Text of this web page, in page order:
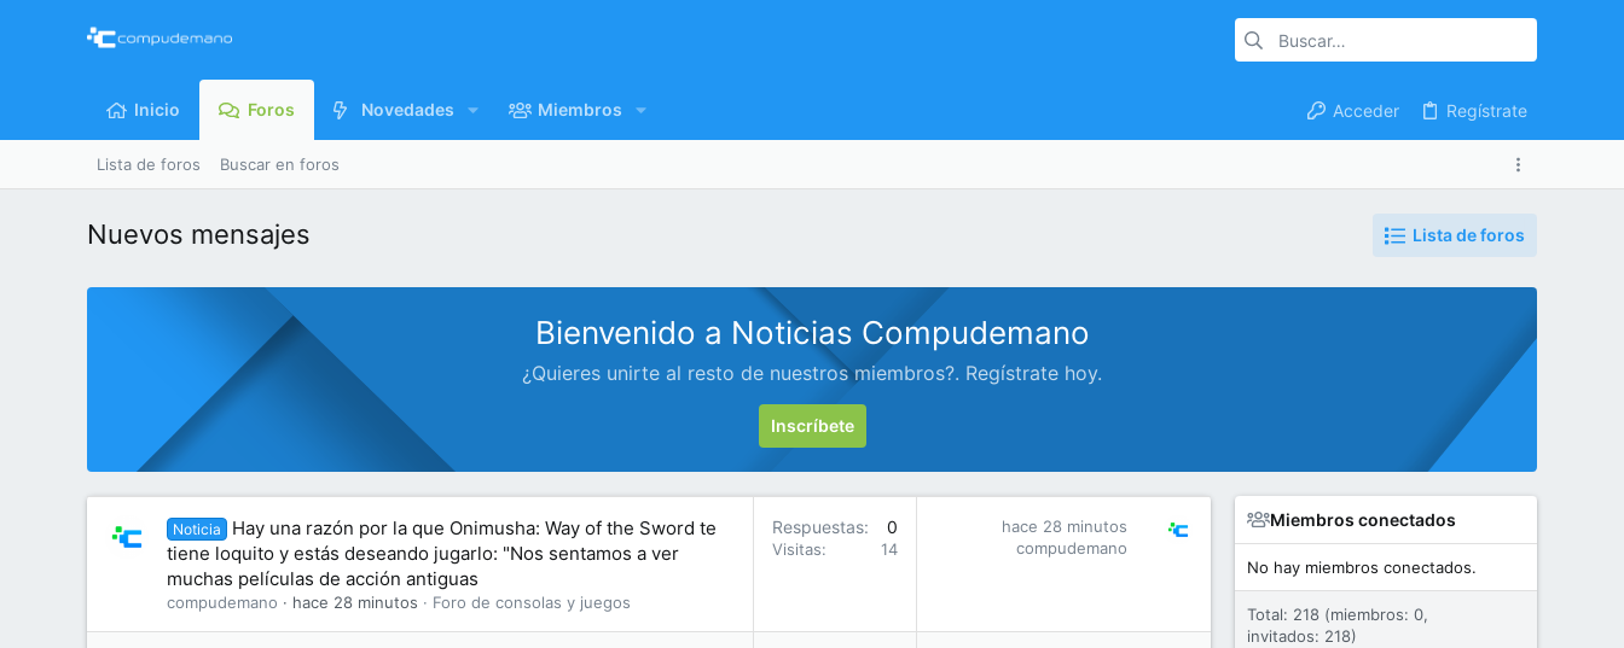
Inicio Foros Novedades Miembros Acceder Regístrate
Lista de foros Buscar en foros
Nuevos mensajes Lista de foros
Bienvenido a Noticias Compudemano
¿Quieres unirte al resto de nuestros miembros?. Regístrate hoy.
Inscríbete
Noticia
Hay una razón por la que Onimusha: Way of the Sword te
tiene loquito y estás deseando jugarlo: "Nos sentamos a ver
muchas películas de acción antiguas
compudemano hace 28 minutos Foro de consolas y juegos
Respuestas 0
Visitas 14
hace 28 minutos
compudemano
Miembros conectados
No hay miembros conectados.
Total: 218 (miembros: 0,
invitados: 218)